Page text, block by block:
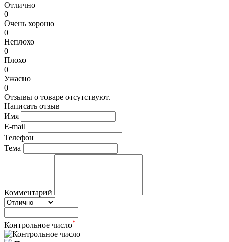
Отлично
0
Очень хорошо
0
Неплохо
0
Плохо
0
Ужасно
0
Отзывы о товаре отсутствуют.
Написать отзыв
Имя
E-mail
Телефон
Тема
Комментарий
Контрольное число*